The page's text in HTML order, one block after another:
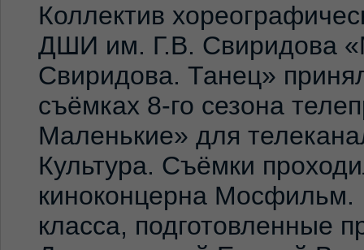
Коллектив
ДШИ им. Г.В. Свиридова
Свиридова. Танец»
съёмках 8-го сезона
Маленькие» для
Культура. Съёмки
киноконцерна Мосфильм.
класса, подготовленные